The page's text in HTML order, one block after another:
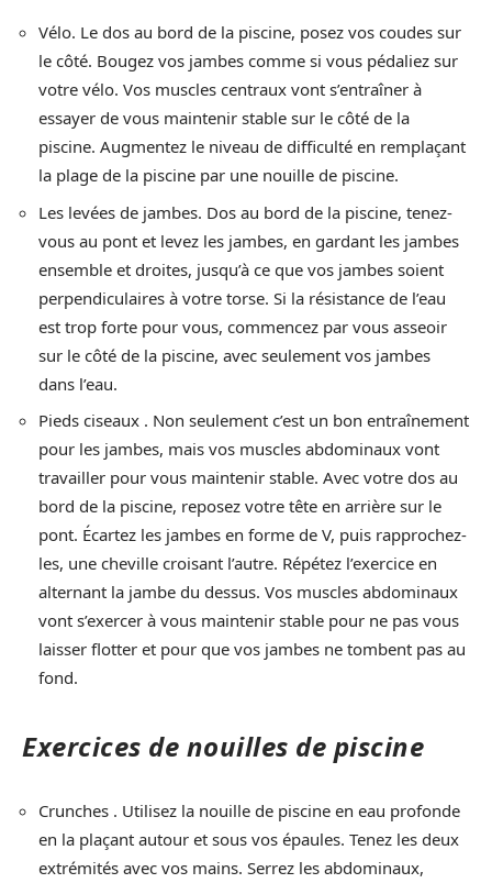
Vélo. Le dos au bord de la piscine, posez vos coudes sur
le côté. Bougez vos jambes comme si vous pédaliez sur
votre vélo. Vos muscles centraux vont s’entraîner à
essayer de vous maintenir stable sur le côté de la
piscine. Augmentez le niveau de difficulté en remplaçant
la plage de la piscine par une nouille de piscine.
Les levées de jambes. Dos au bord de la piscine, tenez-
vous au pont et levez les jambes, en gardant les jambes
ensemble et droites, jusqu’à ce que vos jambes soient
perpendiculaires à votre torse. Si la résistance de l’eau
est trop forte pour vous, commencez par vous asseoir
sur le côté de la piscine, avec seulement vos jambes
dans l’eau.
Pieds ciseaux . Non seulement c’est un bon entraînement
pour les jambes, mais vos muscles abdominaux vont
travailler pour vous maintenir stable. Avec votre dos au
bord de la piscine, reposez votre tête en arrière sur le
pont. Écartez les jambes en forme de V, puis rapprochez-
les, une cheville croisant l’autre. Répétez l’exercice en
alternant la jambe du dessus. Vos muscles abdominaux
vont s’exercer à vous maintenir stable pour ne pas vous
laisser flotter et pour que vos jambes ne tombent pas au
fond.
Exercices de nouilles de piscine
Crunches . Utilisez la nouille de piscine en eau profonde
en la plaçant autour et sous vos épaules. Tenez les deux
extrémités avec vos mains. Serrez les abdominaux,